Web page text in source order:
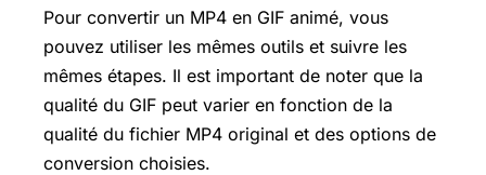
Pour convertir un MP4 en GIF animé, vous
pouvez utiliser les mêmes outils et suivre les
mêmes étapes. Il est important de noter que la
qualité du GIF peut varier en fonction de la
qualité du fichier MP4 original et des options de
conversion choisies.